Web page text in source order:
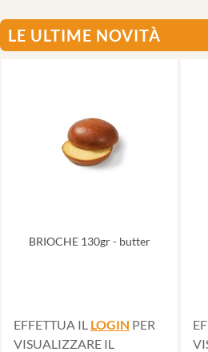
LE ULTIME NOVITÀ
BRIOCHE 130gr - butter
EFFETTUA IL LOGIN PER
VISUALIZZARE IL